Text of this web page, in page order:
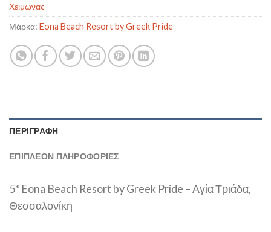
Χειμώνας
Μάρκα: Eona Beach Resort by Greek Pride
ΠΕΡΙΓΡΑΦΉ
ΕΠΙΠΛΈΟΝ ΠΛΗΡΟΦΟΡΊΕΣ
5* Eona Beach Resort by Greek Pride – Αγία Τριάδα,
Θεσσαλονίκη